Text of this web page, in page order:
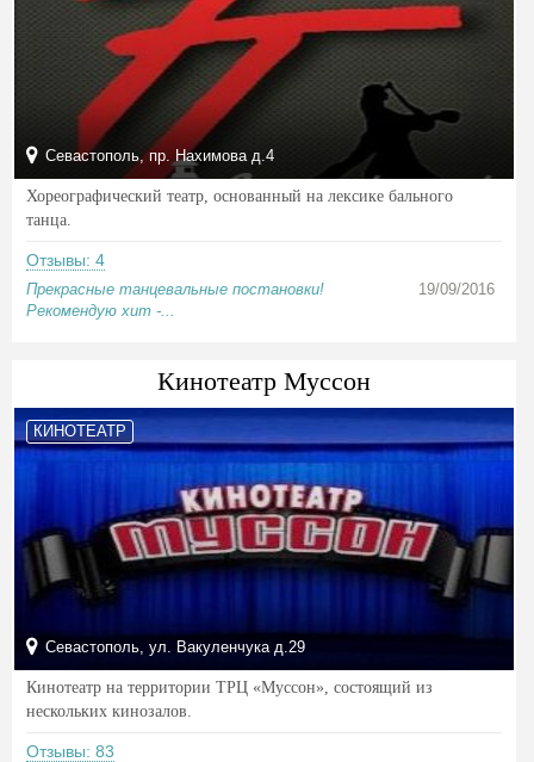
Севастополь, пр. Нахимова д.4
Хореографический театр, основанный на лексике бального
танца.
Отзывы: 4
Прекрасные танцевальные постановки!
Рекомендую хит -...
19/09/2016
Кинотеатр Муссон
КИНОТЕАТР
Севастополь, ул. Вакуленчука д.29
Кинотеатр на территории ТРЦ «Муссон», состоящий из
нескольких кинозалов.
Отзывы: 83